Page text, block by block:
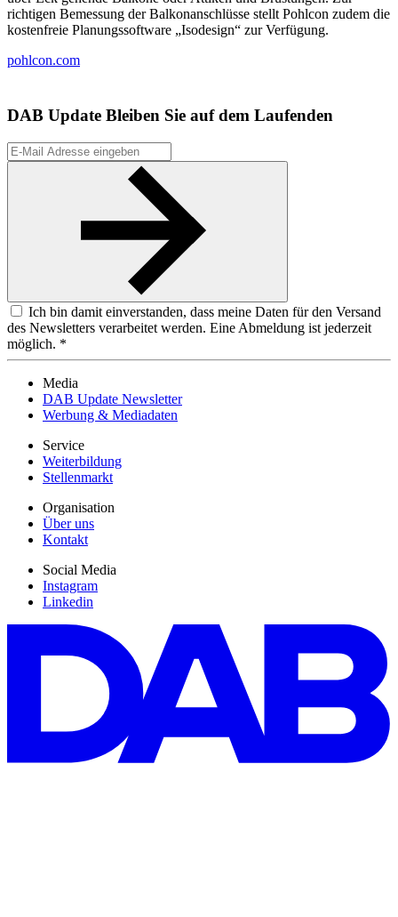
richtigen Bemessung der Balkonanschlüsse stellt Pohlcon zudem die
kostenfreie Planungssoftware „Isodesign“ zur Verfügung.
pohlcon.com
DAB Update Bleiben Sie auf dem Laufenden
Ich bin damit einverstanden, dass meine Daten für den Versand
des Newsletters verarbeitet werden. Eine Abmeldung ist jederzeit
möglich. *
Media
DAB Update Newsletter
Werbung & Mediadaten
Service
Weiterbildung
Stellenmarkt
Organisation
Über uns
Kontakt
Social Media
Instagram
Linkedin